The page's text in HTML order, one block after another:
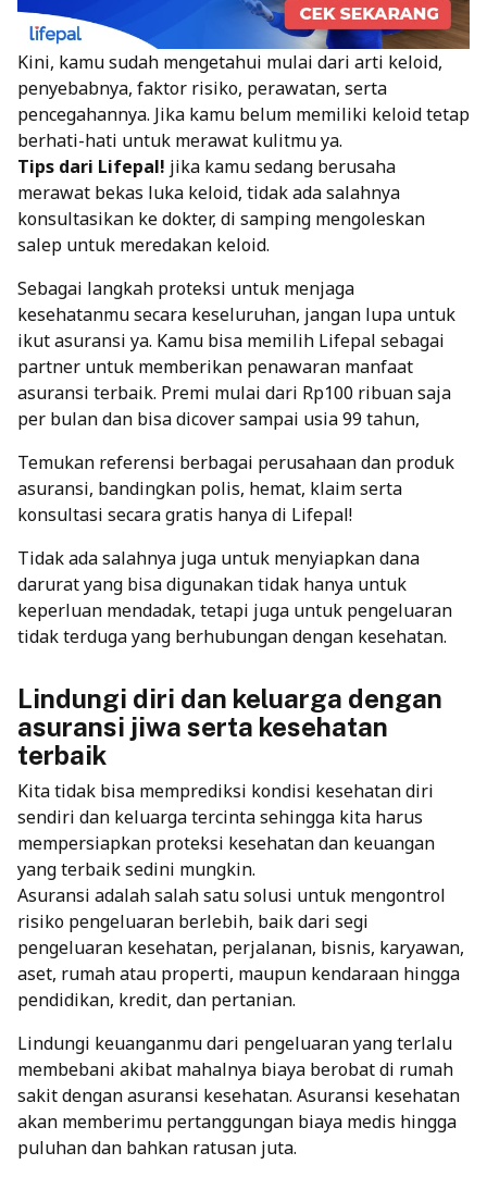
Kini, kamu sudah mengetahui mulai dari arti keloid,
penyebabnya, faktor risiko, perawatan, serta
pencegahannya. Jika kamu belum memiliki keloid tetap
berhati-hati untuk merawat kulitmu ya.
Tips dari Lifepal! jika kamu sedang berusaha
merawat bekas luka keloid, tidak ada salahnya
konsultasikan ke dokter, di samping mengoleskan
salep untuk meredakan keloid.
Sebagai langkah proteksi untuk menjaga
kesehatanmu secara keseluruhan, jangan lupa untuk
ikut asuransi ya. Kamu bisa memilih Lifepal sebagai
partner untuk memberikan penawaran manfaat
asuransi terbaik. Premi mulai dari Rp100 ribuan saja
per bulan dan bisa dicover sampai usia 99 tahun,
Temukan referensi berbagai perusahaan dan produk
asuransi, bandingkan polis, hemat, klaim serta
konsultasi secara gratis hanya di Lifepal!
Tidak ada salahnya juga untuk menyiapkan dana
darurat yang bisa digunakan tidak hanya untuk
keperluan mendadak, tetapi juga untuk pengeluaran
tidak terduga yang berhubungan dengan kesehatan.
Lindungi diri dan keluarga dengan
asuransi jiwa serta kesehatan
terbaik
Kita tidak bisa memprediksi kondisi kesehatan diri
sendiri dan keluarga tercinta sehingga kita harus
mempersiapkan proteksi kesehatan dan keuangan
yang terbaik sedini mungkin.
Asuransi adalahsalah satu solusi untuk mengontrol
risiko pengeluaran berlebih, baik dari segi
pengeluaran kesehatan, perjalanan, bisnis, karyawan,
aset, rumah atau properti, maupun kendaraan hingga
pendidikan, kredit, dan pertanian.
Lindungi keuanganmu dari pengeluaran yang terlalu
membebani akibat mahalnya biaya berobat di rumah
sakit denganasuransi kesehatan. Asuransi kesehatan
akan memberimu pertanggungan biaya medis hingga
puluhan dan bahkan ratusan juta.